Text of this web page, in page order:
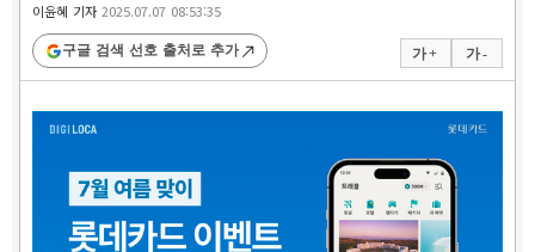
이윤혜 기자2025.07.07 08:53:35
가 + 가 -
구글 검색 선호 출처로 추가